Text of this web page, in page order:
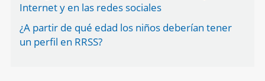
Internet y en las redes sociales
¿A partir de qué edad los niños deberían tener
un perfil en RRSS?